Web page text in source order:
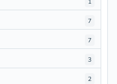
1
7
7
3
2